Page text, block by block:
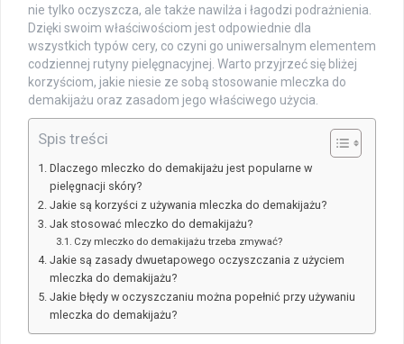
nie tylko oczyszcza, ale także nawilża i łagodzi podrażnienia.
Dzięki swoim właściwościom jest odpowiednie dla
wszystkich typów cery, co czyni go uniwersalnym elementem
codziennej rutyny pielęgnacyjnej. Warto przyjrzeć się bliżej
korzyściom, jakie niesie ze sobą stosowanie mleczka do
demakijażu oraz zasadom jego właściwego użycia.
Spis treści
Dlaczego mleczko do demakijażu jest popularne w
pielęgnacji skóry?
Jakie są korzyści z używania mleczka do demakijażu?
Jak stosować mleczko do demakijażu?
Czy mleczko do demakijażu trzeba zmywać?
Jakie są zasady dwuetapowego oczyszczania z użyciem
mleczka do demakijażu?
Jakie błędy w oczyszczaniu można popełnić przy używaniu
mleczka do demakijażu?